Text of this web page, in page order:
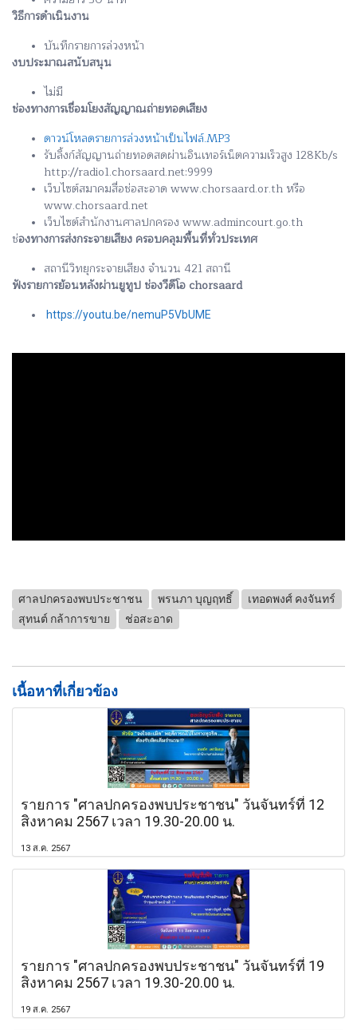
วิธีการดำเนินงาน
บันทึกรายการล่วงหน้า
งบประมาณสนับสนุน
ไม่มี
ช่องทางการเชื่อมโยงสัญญาณถ่ายทอดเสียง
ดาวน์โหลดรายการล่วงหน้าเป็นไฟล์.MP3
รับลิ้งก์สัญญานถ่ายทอดสดผ่านอินเทอร์เน็ตความเร็วสูง 128Kb/s
http://radio1.chorsaard.net:9999
เว็บไซต์สมาคมสื่อช่อสะอาด www.chorsaard.or.th หรือ
www.chorsaard.net
เว็บไซต์สำนักงานศาลปกครอง www.admincourt.go.th
ช่องทางการส่งกระจายเสียง ครอบคลุมพื้นที่ทั่วประเทศ
สถานีวิทยุกระจายเสียง จำนวน 421 สถานี
ฟังรายการย้อนหลังผ่านยูทูป ช่องวีดีโอ chorsaard
https://youtu.be/nemuP5VbUME
ศาลปกครองพบประชาชน พรนภา บุญฤทธิ์
เทอดพงศ์ คงจันทร์
สุทนต์ กล้าการขาย
ช่อสะอาด
เนื้อหาที่เกี่ยวข้อง
รายการ "ศาลปกครองพบประชาชน" วันจันทร์ที่ 12
สิงหาคม 2567 เวลา 19.30-20.00 น.
13 ส.ค. 2567
รายการ "ศาลปกครองพบประชาชน" วันจันทร์ที่ 19
สิงหาคม 2567 เวลา 19.30-20.00 น.
19 ส.ค. 2567